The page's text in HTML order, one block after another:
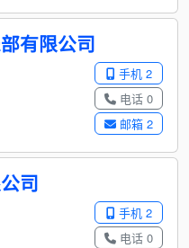
有限公司
手机 2
电话 0
邮箱 2
司
手机 2
电话 0